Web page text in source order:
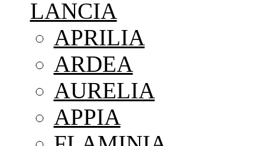
LANCIA
APRILIA
ARDEA
AURELIA
APPIA